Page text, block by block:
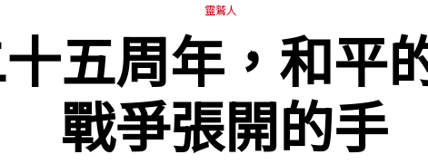
靈鷲人
五周年，和平
戰爭張開的手